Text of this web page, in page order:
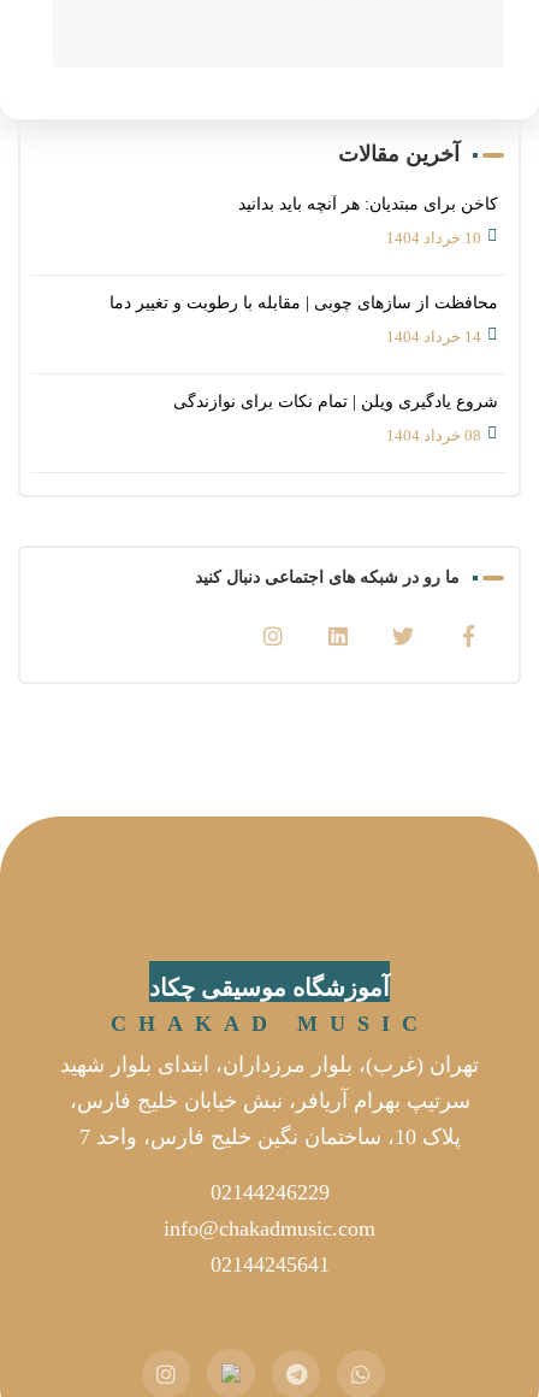
آخرین مقالات
کاخن برای مبتدیان: هر آنچه باید بدانید
10 خرداد 1404
محافظت از سازهای چوبی | مقابله با رطوبت و تغییر دما
14 خرداد 1404
شروع یادگیری ویلن | تمام نکات برای نوازندگی
08 خرداد 1404
ما رو در شبکه های اجتماعی دنبال کنید
آموزشگاه موسیقی چکاد
CHAKAD MUSIC
تهران (غرب)، بلوار مرزداران، ابتدای بلوار شهید
سرتیپ بهرام آریافر، نبش خیابان خلیج فارس،
پلاک 10، ساختمان نگین خلیج فارس، واحد 7
02144246229
info@chakadmusic.com
02144245641